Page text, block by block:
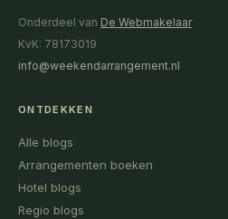
Onderdeel van De Webmakelaar
KvK: 78173019
info@weekendarrangement.nl
ONTDEKKEN
Alle blogs
Arrangementen boeken
Hotel blogs
Regio blogs